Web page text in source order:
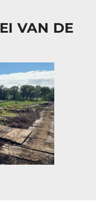
VAN DE